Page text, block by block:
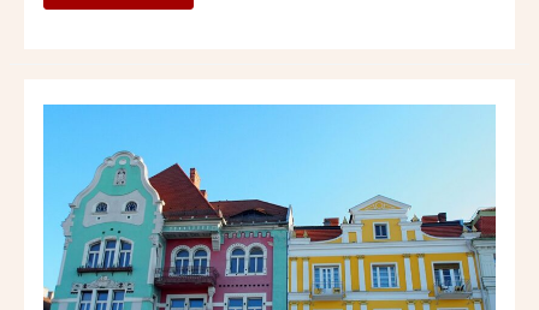
DAS
TEMESWAR